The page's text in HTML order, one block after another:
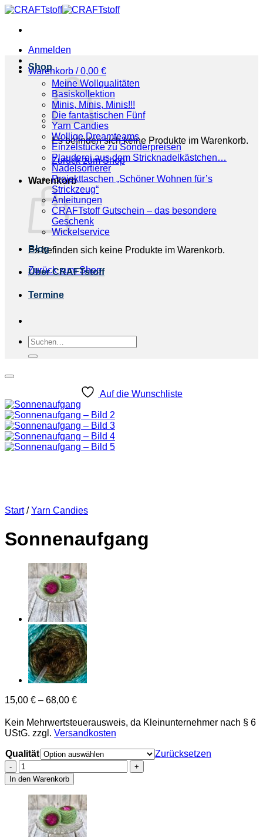
Zum
springen
Anmelden
Warenkorb /0,00 €
Es befinden sich keine Produkte im Warenkorb.
Zurück zum Shop
Warenkorb
Es befinden sich keine Produkte im Warenkorb.
Zurück zum Shop
Shop
Meine Wollqualitäten
Basiskollektion
Minis, Minis, Minis!!!
Die fantastischen Fünf
Yarn Candies
Wollige Dreamteams
Einzelstücke zu Sonderpreisen
Plauderei aus dem Stricknadelkästchen…
Nadelsortierer
Projekttaschen „Schöner Wohnen für’s
Strickzeug“
Anleitungen
CRAFTstoff Gutschein – das besondere
Geschenk
Wickelservice
Blog
Über CRAFTstoff
Termine
Suchen
nach:
Auf die Wunschliste
Start / Yarn Candies
Sonnenaufgang
15,00 € – 68,00 €
Kein Mehrwertsteuerausweis, da Kleinunternehmer nach § 6
UStG. zzgl. Versandkosten
Qualität
Zurücksetzen
Sonnenaufgang
Menge
In den Warenkorb